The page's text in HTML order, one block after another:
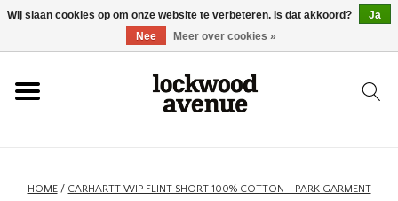
HOME
NIEUW
HOME/ CARHARTT WIP FLINT SHORT 100% COTTON - PARK GARMENT
Wij slaan cookies op om onze website te verbeteren. Is dat akkoord?
Ja
Nee
Meer over cookies »